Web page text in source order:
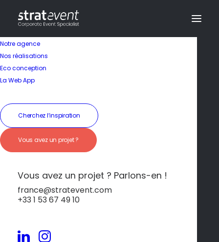
Notre agence
Nos réalisations
Eco conception
La Web App
Cherchez l’inspiration
Vous avez un projet ?
Vous avez un projet ? Parlons-en !
france@stratevent.com
+33 1 53 67 49 10
Falaises, Océan &
Sérénité